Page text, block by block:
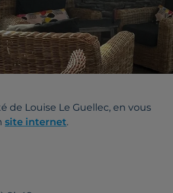
de Louise Le Guellec, en vous
site internet.